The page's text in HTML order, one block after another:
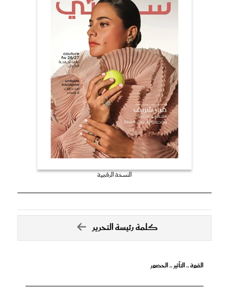
النسخة الرقمية
كلمة رئيسة التحرير
القوة .. التأثير .. الحضور